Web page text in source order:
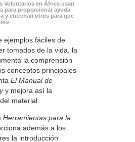
Voluntarios en África usan
para proporcionar ayuda
y entrenan otros para que
ejemplos fáciles de
tomados de la vida, la
la comprensión
conceptos principales
El Manual de
y mejora así la
material.
Herramientas para la
además a los
la introducción